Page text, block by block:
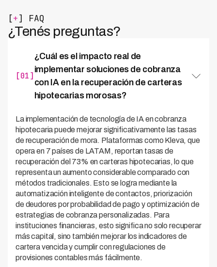
[+] FAQ
¿Tenés preguntas?
[01]
¿Cuál es el impacto real de
implementar soluciones de cobranza
con IA en la recuperación de carteras
hipotecarias morosas?
La implementación de tecnología de IA en cobranza
hipotecaria puede mejorar significativamente las tasas
de recuperación de mora. Plataformas como Kleva, que
opera en 7 países de LATAM, reportan tasas de
recuperación del 73% en carteras hipotecarias, lo que
representa un aumento considerable comparado con
métodos tradicionales. Esto se logra mediante la
automatización inteligente de contactos, priorización
de deudores por probabilidad de pago y optimización de
estrategias de cobranza personalizadas. Para
instituciones financieras, esto significa no solo recuperar
más capital, sino también mejorar los indicadores de
cartera vencida y cumplir con regulaciones de
provisiones contables más fácilmente.